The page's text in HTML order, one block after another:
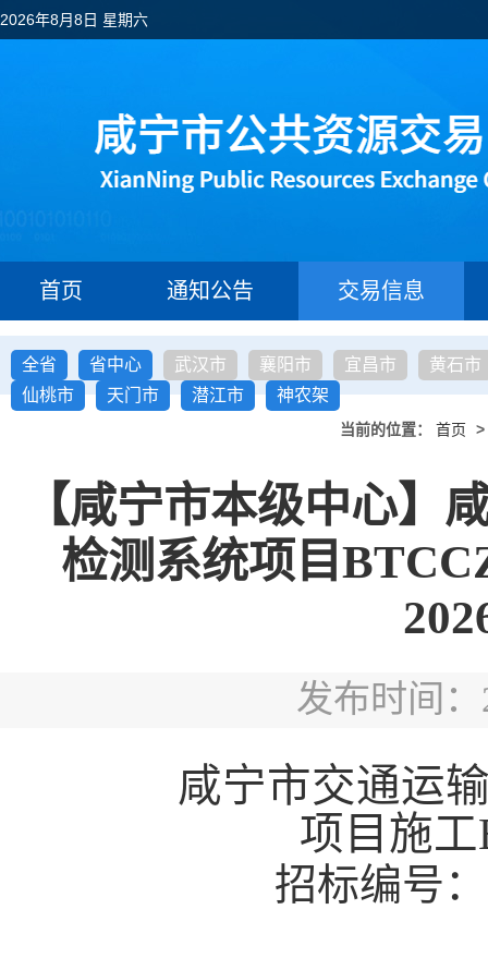
2026年8月8日 星期六
首页 通知公告 交易信息
全省 省中心 武汉市 襄阳市 宜昌市
黄石市
仙桃市
天门市 潜江市 神农架
当前的位置： 首页 >
【咸宁市本级中心】
检测系统项目
发布时间：
咸宁市交通运
项目施工
招标编号：